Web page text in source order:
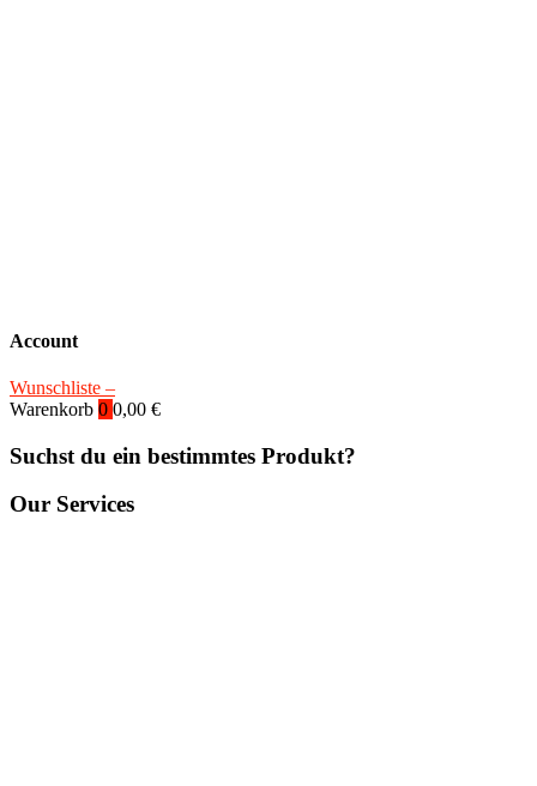
Account
Wunschliste –
Warenkorb 0 0,00 €
Suchst du ein bestimmtes Produkt?
Our Services